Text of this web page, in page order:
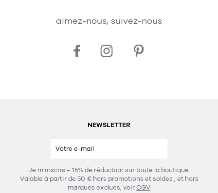
aimez-nous, suivez-nous
NEWSLETTER
Je m’inscris = 15% de réduction sur toute la boutique.
Valable à partir de 50 € hors promotions et soldes , et hors
marques exclues, voirCGV